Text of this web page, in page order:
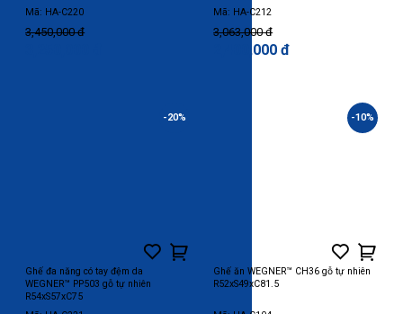
Mã: HA-C220
3,450,000 đ
Mã: HA-C212
3,063,000 đ
2,400,000 đ
-20%
Ghế đa năng có tay đệm da
WEGNER™ PP503 gỗ tự nhiên
R54xS57xC75
-10%
Ghế ăn WEGNER™ CH36 gỗ tự nhiên
R52xS49xC81.5